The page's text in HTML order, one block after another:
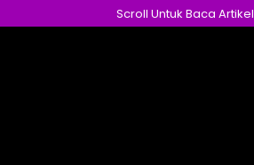
ke
Scroll Untuk Baca Artikel